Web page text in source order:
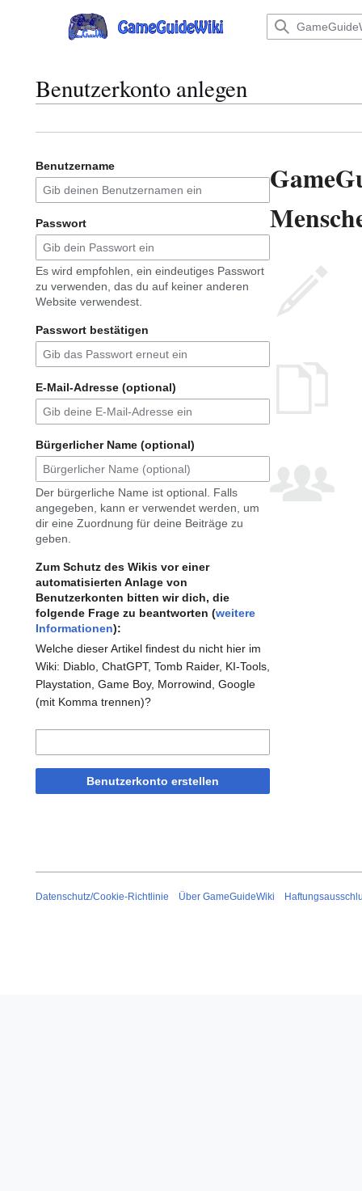
Hauptmenü
Benutzerkonto anlegen
Benutzername
Passwort
Es wird empfohlen, ein eindeutiges Passwort
zu verwenden, das du auf keiner anderen
Website verwendest.
Passwort bestätigen
E-Mail-Adresse (optional)
Bürgerlicher Name (optional)
Der bürgerliche Name ist optional. Falls
angegeben, kann er verwendet werden, um
dir eine Zuordnung für deine Beiträge zu
geben.
Zum Schutz des Wikis vor einer
automatisierten Anlage von
Benutzerkonten bitten wir dich, die
folgende Frage zu beantworten (weitere
Informationen):
Welche dieser Artikel findest du nicht hier im
Wiki: Diablo, ChatGPT, Tomb Raider, KI-Tools,
Playstation, Game Boy, Morrowind, Google
(mit Komma trennen)?
Benutzerkonto erstellen
Datenschutz/Cookie-Richtlinie Über GameGuideWiki